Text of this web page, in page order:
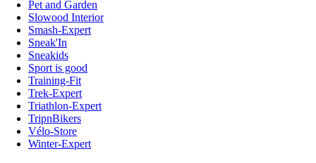
Pet and Garden
Slowood Interior
Smash-Expert
Sneak'In
Sneakids
Sport is good
Training-Fit
Trek-Expert
Triathlon-Expert
TripnBikers
Vélo-Store
Winter-Expert